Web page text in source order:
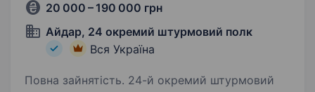
20 000 – 190 000 грн
Айдар, 24 окремий штурмовий полк
Вся Україна
Повна зайнятість. 24-й окремий штурмовий